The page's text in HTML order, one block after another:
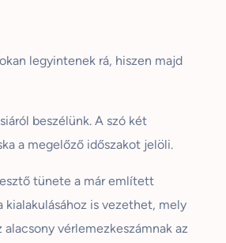
legyintenek rá, hiszen majd
beszélünk. A szó két
a megelőző időszakot jelöli.
tünete a már említett
kialakulásához is vezethet, mely
vérlemezkeszámnak az